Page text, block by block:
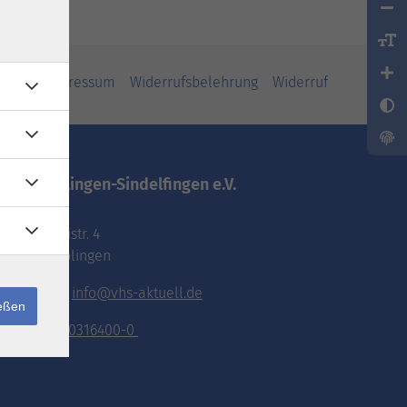
Impressum Widerrufsbelehrung Widerruf
vhs.Böblingen-Sindelfingen e.V.
Pestalozzistr. 4
71032 Böblingen
E-Mail: info@vhs-aktuell.de
Tel.: 070316400-0